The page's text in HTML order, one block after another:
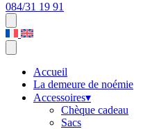
084/31 19 91
Accueil
La demeure de noémie
Accessoires▾
Chèque cadeau
Sacs